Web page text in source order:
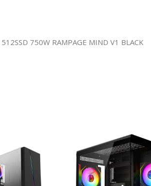
750W RAMPAGE MIND V1 BLACK